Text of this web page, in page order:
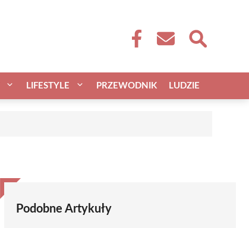
LIFESTYLE PRZEWODNIK LUDZIE
Podobne Artykuły